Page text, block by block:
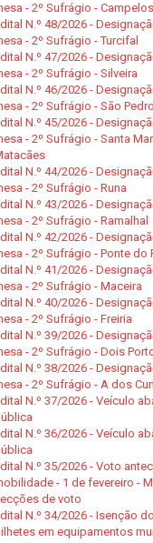
- 2º Sufrágio -
N.º 48/2026 -
- 2º Sufrágio - Turcifal
N.º 47/2026 -
- 2º Sufrágio - Silveira
N.º 46/2026 -
- 2º Sufrágio - São
N.º 45/2026 -
- 2º Sufrágio - Santa
N.º 44/2026 -
- 2º Sufrágio - Runa
N.º 43/2026 -
- 2º Sufrágio - Ramalhal
N.º 42/2026 -
- 2º Sufrágio - Ponte do
N.º 41/2026 -
- 2º Sufrágio - Maceira
N.º 40/2026 -
- 2º Sufrágio - Freiria
N.º 39/2026 -
- 2º Sufrágio - Dois
N.º 38/2026 -
- 2º Sufrágio - A dos
N.º 37/2026 - Veículo
N.º 36/2026 - Veículo
N.º 35/2026 - Voto
- 1 de fevereiro -
de voto
N.º 34/2026 - Isenção
em equipamentos